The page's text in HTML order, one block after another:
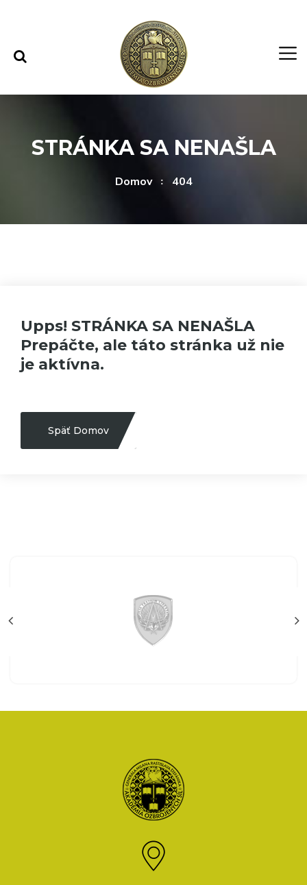
STRÁNKA SA NENAŠLA
Domov 404
Upps! STRÁNKA SA NENAŠLA
Prepáčte, ale táto stránka už nie
je aktívna.
Späť Domov